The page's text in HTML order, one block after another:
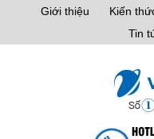
Giới thiệu Kiến
Tin